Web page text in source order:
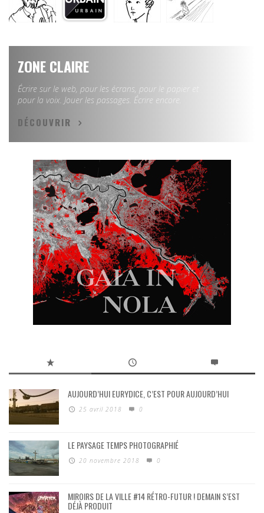
ZONE CLAIRE
Écrire sur le web, pour les écrans, pour le papier et
pour la voix. Jouer les passages. Écrire encore.
DÉCOUVRIR
AUJOURD’HUI EURYDICE, C’EST POUR AUJOURD’HUI
25 avril 2018 0
LE PAYSAGE TEMPS PHOTOGRAPHIÉ
20 novembre 2018 0
MIROIRS DE LA VILLE #14 RÉTRO-FUTUR ! DEMAIN S’EST
DÉJÀ PRODUIT